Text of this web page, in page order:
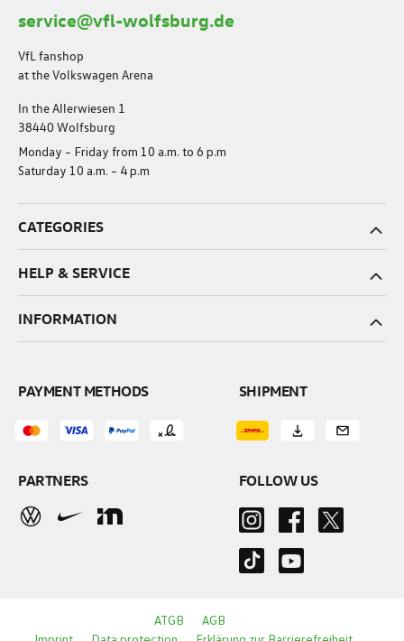
service@vfl-wolfsburg.de
VfL fanshop
at the Volkswagen Arena
In the Allerwiesen 1
38440 Wolfsburg
Monday – Friday from 10 a.m. to 6 p.m
Saturday 10 a.m. – 4 p.m
CATEGORIES
HELP & SERVICE
INFORMATION
PARTNERS
SHIPMENT
PAYMENT METHODS
FOLLOW US
ATGB
AGB